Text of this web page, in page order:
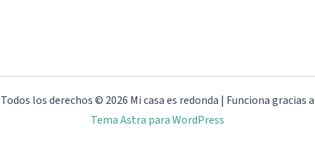
Todos los derechos © 2026 Mi casa es redonda | Funciona gracias a
Tema Astra para WordPress